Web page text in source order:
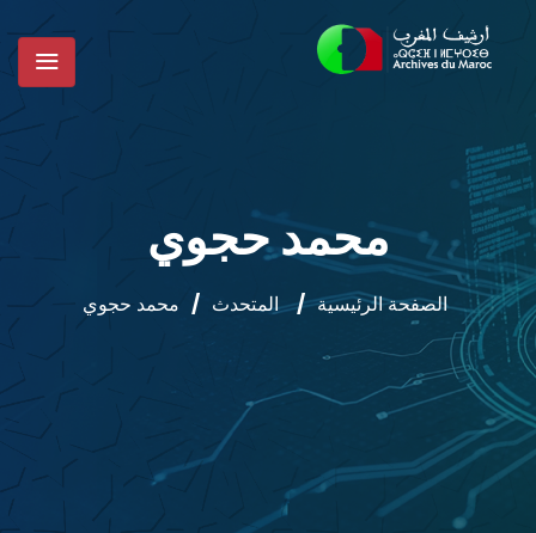
محمد حجوي
الصفحة الرئيسية / المتحدث / محمد حجوي